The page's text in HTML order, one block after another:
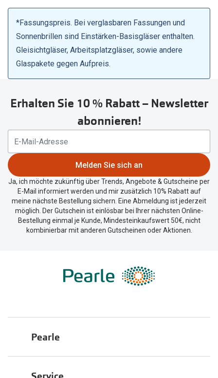
*Fassungspreis. Bei verglasbaren Fassungen und
Sonnenbrillen sind Einstärken-Basisgläser enthalten.
Gleisichtgläser, Arbeitsplatzgläser, sowie andere
Glaspakete gegen Aufpreis.
Erhalten Sie 10 % Rabatt – Newsletter
abonnieren!
Melden Sie sich an
Ja, ich möchte zukünftig über Trends, Angebote & Gutscheine per
E-Mail informiert werden und mir zusätzlich 10% Rabatt auf
meine nächste Bestellung sichern. Eine Abmeldung ist jederzeit
möglich. Der Gutschein ist einlösbar bei Ihrer nächsten Online-
Bestellung einmal je Kunde, Mindesteinkaufswert 50€, nicht
kombinierbar mit anderen Gutscheinen oder Aktionen.
Pearle